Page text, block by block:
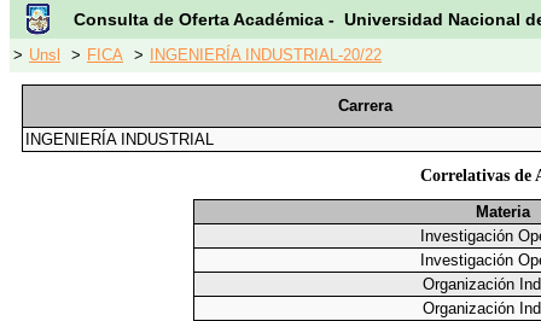
Consulta de Oferta Académica - Universidad Nacional
> Unsl > FICA > INGENIERÍA INDUSTRIAL-20/22
Carrera
INGENIERÍA INDUSTRIAL
Correlativas de
Materia
Investigación
Investigación
Organización
Organización